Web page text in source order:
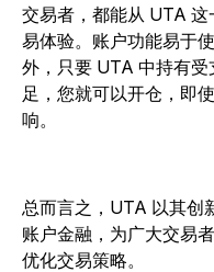
交易者，都能从 UTA
易体验。账户功能易于
外，只要 UTA 中持有
足，您就可以开仓，即
响。
总而言之，UTA 以其创
账户金融，为广大交易
优化交易策略。